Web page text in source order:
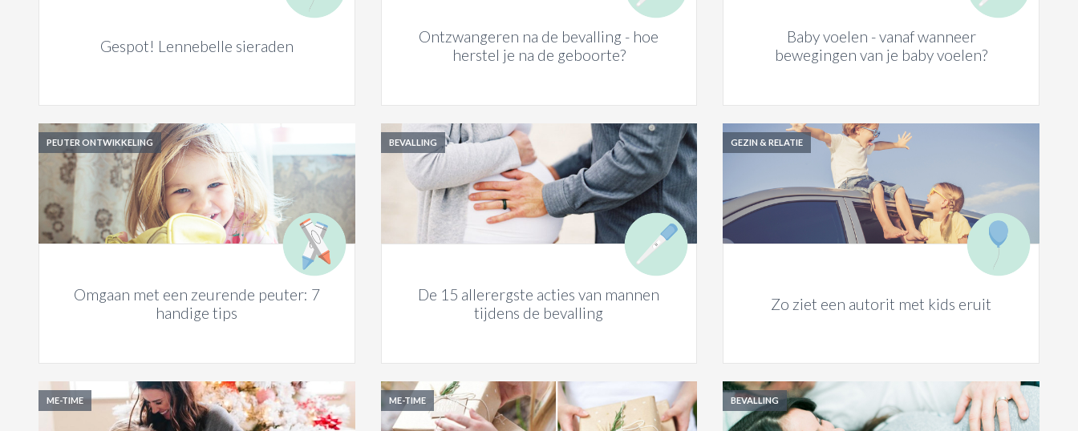
Gespot! Lennebelle sieraden
Ontzwangeren na de bevalling - hoe
herstel je na de geboorte?
Baby voelen - vanaf wanneer
bewegingen van je baby voelen?
PEUTER ONTWIKKELING
Omgaan met een zeurende peuter: 7
handige tips
BEVALLING
De 15 allerergste acties van mannen
tijdens de bevalling
GEZIN & RELATIE
Zo ziet een autorit met kids eruit
ME-TIME ME-TIME BEVALLING